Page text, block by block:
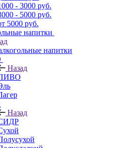
- 3000 руб.
- 5000 руб.
5000 руб.
напитки
напитки
Назад
Назад